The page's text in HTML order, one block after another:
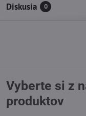
Diskusia 0
Vyberte si z
produktov